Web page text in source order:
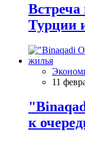
Турции
11
к